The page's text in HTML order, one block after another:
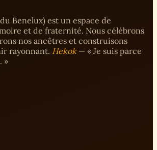
Benelux) est un espace de
et de fraternité. Nous célébrons
nos ancêtres et construisons
rayonnant. Hekok— « Je suis parce
»